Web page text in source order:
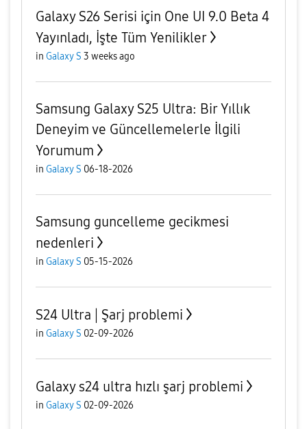
Galaxy S26 Serisi için One UI 9.0 Beta 4
Yayınladı, İşte Tüm Yenilikler
in Galaxy S 3 weeks ago
Samsung Galaxy S25 Ultra: Bir Yıllık
Deneyim ve Güncellemelerle İlgili
Yorumum
in Galaxy S 06-18-2026
Samsung guncelleme gecikmesi
nedenleri
in Galaxy S 05-15-2026
S24 Ultra | Şarj problemi
in Galaxy S 02-09-2026
Galaxy s24 ultra hızlı şarj problemi
in Galaxy S 02-09-2026